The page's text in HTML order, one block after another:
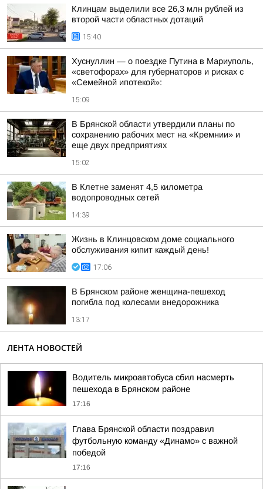
Клинцам выделили все 26,3 млн рублей из
второй части областных дотаций
15:40
Хуснуллин — о поездке Путина в Мариуполь,
«светофорах» для губернаторов и рисках с
«Семейной ипотекой»:
15:09
В Брянской области утвердили планы по
сохранению рабочих мест на «Кремнии» и
еще двух предприятиях
15:02
В Клетне заменят 4,5 километра
водопроводных сетей
14:39
Жизнь в Клинцовском доме социального
обслуживания кипит каждый день!
17:06
В Брянском районе женщина-пешеход
погибла под колесами внедорожника
13:17
ЛЕНТА НОВОСТЕЙ
Водитель микроавтобуса сбил насмерть
пешехода в Брянском районе
17:16
Глава Брянской области поздравил
футбольную команду «Динамо» с важной
победой
17:16